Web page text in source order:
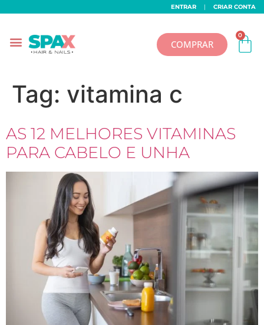
ENTRAR | CRIAR CONTA
COMPRAR
0
Tag: vitamina c
AS 12 MELHORES VITAMINAS
PARA CABELO E UNHA